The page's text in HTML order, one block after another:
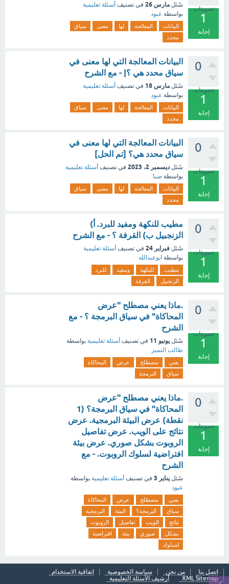
تصويتات
1
إجابة
سُئل مارس 26 في تصنيف أسئلة تعليمية
بواسطة عبود
البيانات المعالجة لها معنى
سياق
محدد
0
تصويتات
1
إجابة
البيانات المعالجة التي لها معنى في
سياق محدد هي ؟| - مع الشرح
سُئل مارس 18 في تصنيف أسئلة تعليمية
بواسطة عبود
البيانات المعالجة لها معنى
سياق
محدد
0
تصويتات
1
إجابة
البيانات المعالجة التي لها معنى في
سياق محدد هي؟ [تم الحل]
سُئل ديسمبر 2، 2023 في تصنيف أسئلة تعليمية
بواسطة صبا
البيانات المعالجة لها معنى
سياق
محدد
0
تصويتات
1
إجابة
مطيب للنكهة ومفيد للبرد. أ)
الزنجبيل ب) القرفة ؟ - مع الشرح
سُئل فبراير 24 في تصنيف أسئلة تعليمية
بواسطة ابوعبدالله
مطيب للنكهة ومفيد
للبرد
الزنجبيل
القرفة
0
تصويتات
1
إجابة
.ماذا يعني مصطلح "عرض
المحاكاة" في سياق البرمجة ؟ - مع
الشرح
سُئل يونيو 11 في تصنيف أسئلة تعليمية بواسطة
طالب التميز
يعني مصطلح عرض
المحاكاة
سياق
البرمجة
0
تصويتات
1
إجابة
.ماذا يعني مصطلح "عرض
المحاكاة" في سياق البرمجة؟ (1
نقطة) عرض البيئة البرمجية. عرض
نتائج على الويب. عرض تفاصيل
الروبوت بشكل صوري. عرض بيئة
افتراضية لسلوك الروبوت. - مع
الشرح
سُئل يناير 3 في تصنيف أسئلة تعليمية بواسطة
عبود
يعني مصطلح عرض
المحاكاة
سياق
البرمجة؟ البيئة
البرمجية
نتائج
الويب تفاصيل
الروبوت
بشكل
صوري بيئة
افتراضية
لسلوك
اتصل بنا من نحن سياسة الخصوصية
اتفاقية الاستخدام
XML Sitemap
أرشيف الأسئلة التعليمية